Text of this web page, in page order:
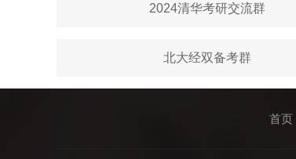
2024清华考研交流群
北大经双备考群
首页